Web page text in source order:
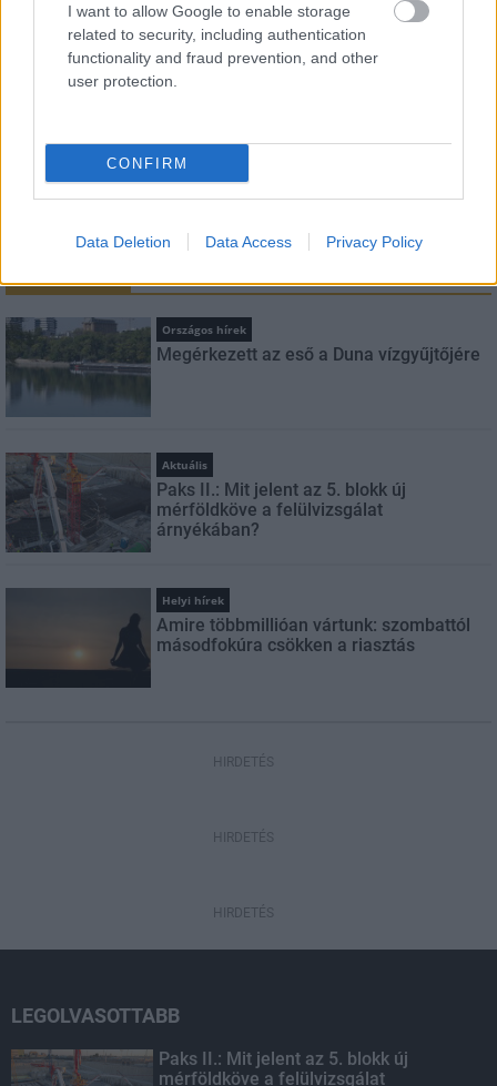
I want to allow Google to enable storage
related to security, including authentication
functionality and fraud prevention, and other
user protection.
CONFIRM
Data Deletion Data Access Privacy Policy
E-mail cím
szabályzatot!
FELIRATKOZÁS
LEGFRISSEBB
Országos hírek
Megérkezett az eső a Duna vízgyűjtőjére
Aktuális
Paks II.: Mit jelent az 5. blokk új
mérföldköve a felülvizsgálat
árnyékában?
Helyi hírek
Amire többmillióan vártunk: szombattól
másodfokúra csökken a riasztás
HIRDETÉS
HIRDETÉS
HIRDETÉS
LEGOLVASOTTABB
Paks II.: Mit jelent az 5. blokk új
mérföldköve a felülvizsgálat